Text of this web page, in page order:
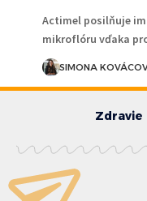
Actimel posilňuje
mikroflóru vďaka
SIMONA
Zdravie